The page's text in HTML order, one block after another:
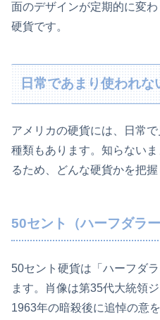
面のデザインが定期的に変
硬貨です。
日常であまり使われな
アメリカの硬貨には、日常
種類もあります。知らない
るため、どんな硬貨かを把握
50セント（ハーフダラ
50セント硬貨は「ハーフダ
ます。肖像は第35代大統領
1963年の暗殺後に追悼の意